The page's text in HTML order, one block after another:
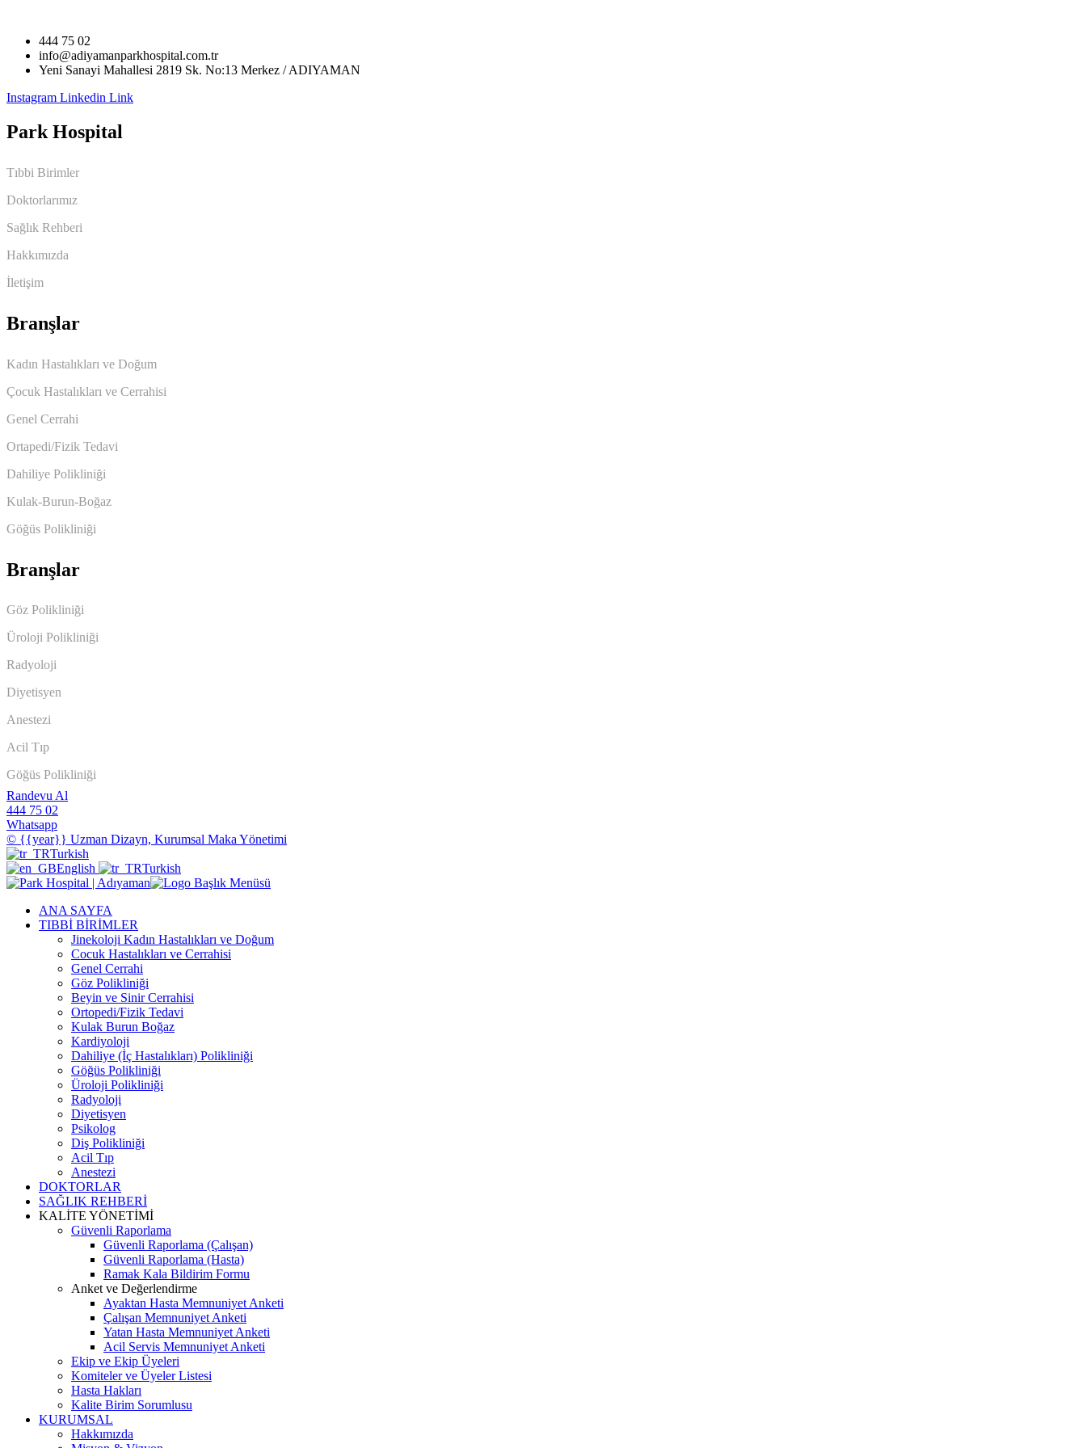
444 75 02
info@adiyamanparkhospital.com.tr
Yeni Sanayi Mahallesi 2819 Sk. No:13 Merkez / ADIYAMAN
Instagram Linkedin Link
Park Hospital
Tıbbi Birimler
Doktorlarımız
Sağlık Rehberi
Hakkımızda
İletişim
Branşlar
Kadın Hastalıkları ve Doğum
Çocuk Hastalıkları ve Cerrahisi
Genel Cerrahi
Ortapedi/Fizik Tedavi
Dahiliye Polikliniği
Kulak-Burun-Boğaz
Göğüs Polikliniği
Branşlar
Göz Polikliniği
Üroloji Polikliniği
Radyoloji
Diyetisyen
Anestezi
Acil Tıp
Göğüs Polikliniği
Randevu Al
444 75 02
Whatsapp
© {{year}} Uzman Dizayn, Kurumsal Maka Yönetimi
Turkish
English
Turkish
ANA SAYFA
TIBBİ BİRİMLER
Jinekoloji Kadın Hastalıkları ve Doğum
Cocuk Hastalıkları ve Cerrahisi
Genel Cerrahi
Göz Polikliniği
Beyin ve Sinir Cerrahisi
Ortopedi/Fizik Tedavi
Kulak Burun Boğaz
Kardiyoloji
Dahiliye (İç Hastalıkları) Polikliniği
Göğüs Polikliniği
Üroloji Polikliniği
Radyoloji
Diyetisyen
Psikolog
Diş Polikliniği
Acil Tıp
Anestezi
DOKTORLAR
SAĞLIK REHBERİ
KALİTE YÖNETİMİ
Güvenli Raporlama
Güvenli Raporlama (Çalışan)
Güvenli Raporlama (Hasta)
Ramak Kala Bildirim Formu
Anket ve Değerlendirme
Ayaktan Hasta Memnuniyet Anketi
Çalışan Memnuniyet Anketi
Yatan Hasta Memnuniyet Anketi
Acil Servis Memnuniyet Anketi
Ekip ve Ekip Üyeleri
Komiteler ve Üyeler Listesi
Hasta Hakları
Kalite Birim Sorumlusu
KURUMSAL
Hakkımızda